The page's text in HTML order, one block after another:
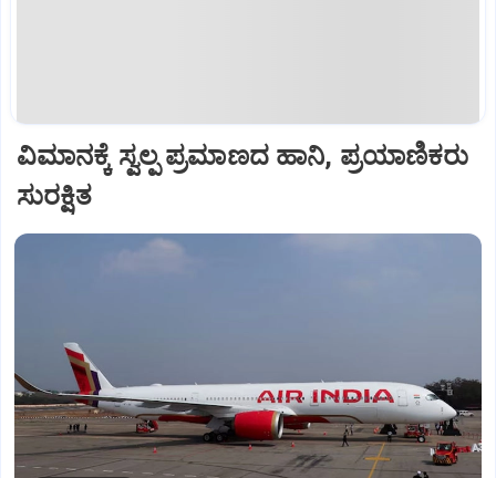
ವಿಮಾನಕ್ಕೆ ಸ್ವಲ್ಪ ಪ್ರಮಾಣದ ಹಾನಿ, ಪ್ರಯಾಣಿಕರು
ಸುರಕ್ಷಿತ